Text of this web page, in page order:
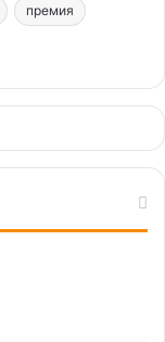
премия